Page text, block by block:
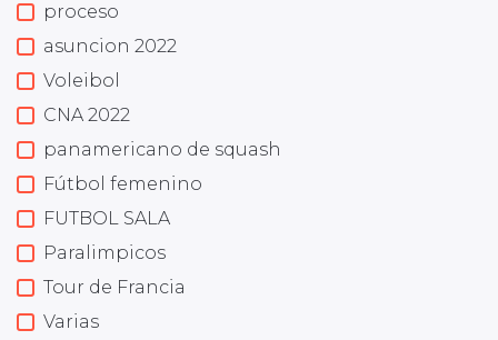
proceso
asuncion 2022
Voleibol
CNA 2022
panamericano de squash
Fútbol femenino
FUTBOL SALA
Paralimpicos
Tour de Francia
Varias